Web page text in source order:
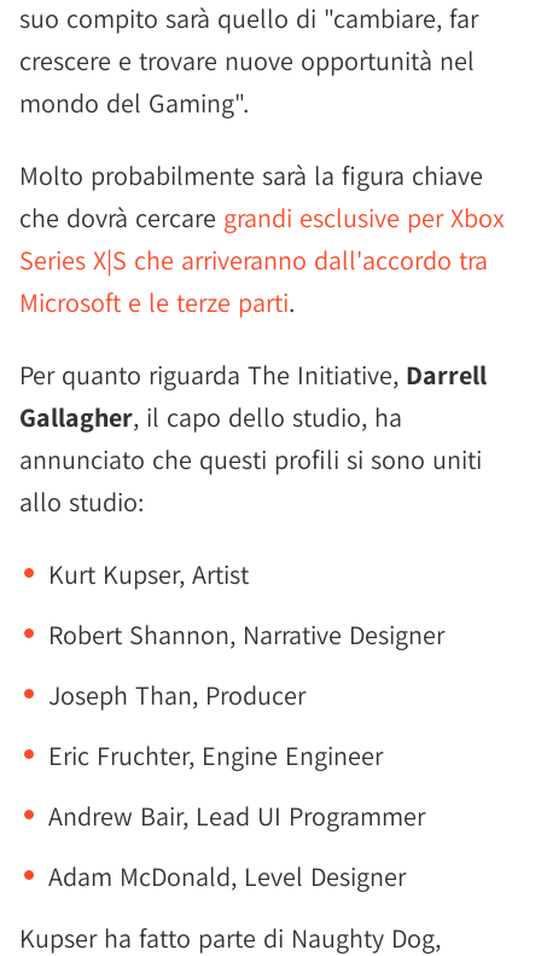
suo compito sarà quello di "cambiare, far
crescere e trovare nuove opportunità nel
mondo del Gaming".
Molto probabilmente sarà la figura chiave
che dovrà cercare grandi esclusive per Xbox
Series X|S che arriveranno dall'accordo tra
Microsoft e le terze parti.
Per quanto riguarda The Initiative, Darrell
Gallagher, il capo dello studio, ha
annunciato che questi profili si sono uniti
allo studio:
Kurt Kupser, Artist
Robert Shannon, Narrative Designer
Joseph Than, Producer
Eric Fruchter, Engine Engineer
Andrew Bair, Lead UI Programmer
Adam McDonald, Level Designer
Kupser ha fatto parte di Naughty Dog,